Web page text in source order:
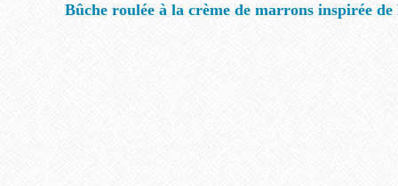
Bûche roulée à la crème de marrons inspirée